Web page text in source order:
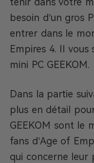
besoin d’un gros
entrer dans le
Empires 4. Il vous
mini PC GEEKOM.
Dans la partie
plus en détail
GEEKOM sont le
fans d’Age of
qui concerne leur